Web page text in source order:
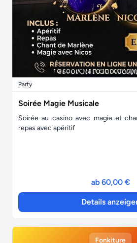
Party
Soirée Magie Musicale
Soirée au casino avec magie et
repas avec apéritif
ab 60,00 €
Details
Fonkiture